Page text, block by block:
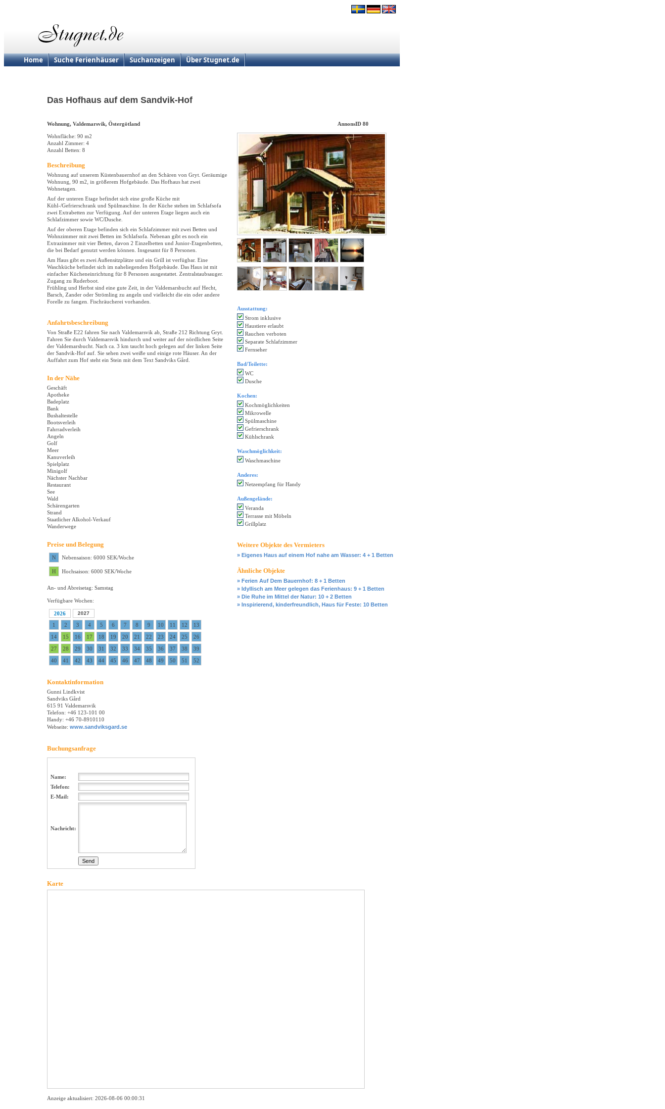
Home Suche Ferienhäuser Suchanzeigen Über Stugnet.de
Das Hofhaus auf dem Sandvik-Hof
Wohnung, Valdemarsvik, Östergötland AnnonsID 80
Wohnfläche: 90 m2
Anzahl Zimmer: 4
Anzahl Betten: 8
Beschreibung
Wohnung auf unserem Küstenbauernhof an den Schären von Gryt. Geräumige
Wohnung, 90 m2, in größerem Hofgebäude. Das Hofhaus hat zwei
Wohnetagen.
Auf der unteren Etage befindet sich eine große Küche mit
Kühl-/Gefrierschrank und Spülmaschine. In der Küche stehen im Schlafsofa
zwei Extrabetten zur Verfügung. Auf der unteren Etage liegen auch ein
Schlafzimmer sowie WC/Dusche.
Auf der oberen Etage befinden sich ein Schlafzimmer mit zwei Betten und
Wohnzimmer mit zwei Betten im Schlafsofa. Nebenan gibt es noch ein
Extrazimmer mit vier Betten, davon 2 Einzelbetten und Junior-Etagenbetten,
die bei Bedarf genutzt werden können. Insgesamt für 8 Personen.
Am Haus gibt es zwei Außensitzplätze und ein Grill ist verfügbar. Eine
Waschküche befindet sich im naheliegenden Hofgebäude. Das Haus ist mit
einfacher Kücheneinrichtung für 8 Personen ausgestattet. Zentralstaubsauger.
Zugang zu Ruderboot.
Frühling und Herbst sind eine gute Zeit, in der Valdemarsbucht auf Hecht,
Barsch, Zander oder Strömling zu angeln und vielleicht die ein oder andere
Forelle zu fangen. Fischräucherei vorhanden.
Anfahrtsbeschreibung
Von Straße E22 fahren Sie nach Valdemarsvik ab, Straße 212 Richtung Gryt.
Fahren Sie durch Valdemarsvik hindurch und weiter auf der nördlichen Seite
der Valdemarsbucht. Nach ca. 3 km taucht hoch gelegen auf der linken Seite
der Sandvik-Hof auf. Sie sehen zwei weiße und einige rote Häuser. An der
Auffahrt zum Hof steht ein Stein mit dem Text Sandviks Gård.
In der Nähe
Geschäft
Apotheke
Badeplatz
Bank
Bushaltestelle
Bootsverleih
Fahrradverleih
Angeln
Golf
Meer
Kanuverleih
Spielplatz
Minigolf
Nächster Nachbar
Restaurant
See
Wald
Schärengarten
Strand
Staatlicher Alkohol-Verkauf
Wanderwege
Preise und Belegung
N Nebensaison: 6000 SEK/Woche
H Hochsaison: 6000 SEK/Woche
An- und Abreisetag: Samstag
Verfügbare Wochen:
2026 2027
1 2 3 4 5 6 7 8 9 10 11 12
13
14
15 16 17 18 19 20 21 22 23 24 25
26
27
28 29 30 31 32 33 34 35 36 37 38
39
40
41 42 43 44 45 46 47 48 49 50 51 52
Kontaktinformation
Gunni Lindkvist
Sandviks Gård
615 91 Valdemarsvik
Telefon: +46 123-101 00
Handy: +46 70-8910110
Webseite: www.sandviksgard.se
Buchungsanfrage
Name:
Telefon:
E-Mail:
Nachricht:
Ausstattung:
Strom inklusive
Haustiere erlaubt
Rauchen verboten
Separate Schlafzimmer
Fernseher
Bad/Toilette:
WC
Dusche
Kochen:
Kochmöglichkeiten
Mikrowelle
Spülmaschine
Gefrierschrank
Kühlschrank
Waschmöglichkeit:
Waschmaschine
Anderes:
Netzempfang für Handy
Außengelände:
Veranda
Terrasse mit Möbeln
Grillplatz
Weitere Objekte des Vermieters
» Eigenes Haus auf einem Hof nahe am Wasser: 4 + 1 Betten
Ähnliche Objekte
» Ferien Auf Dem Bauernhof: 8 + 1 Betten
» Idyllisch am Meer gelegen das Ferienhaus: 9 + 1 Betten
» Die Ruhe im Mittel der Natur: 10 + 2 Betten
» Inspirierend, kinderfreundlich, Haus für Feste: 10 Betten
Karte
Anzeige aktualisiert: 2026-08-06 00:00:31